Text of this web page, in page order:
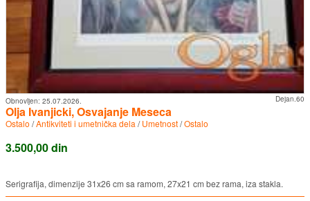
Dejan.60
Obnovljen: 25.07.2026.
Olja Ivanjicki, Osvajanje Meseca
Ostalo /Antikviteti i umetnička dela /Umetnost/Ostalo
3.500,00 din
Serigrafija, dimenzije 31x26 cm sa ramom, 27x21 cm bez rama, iza stakla.